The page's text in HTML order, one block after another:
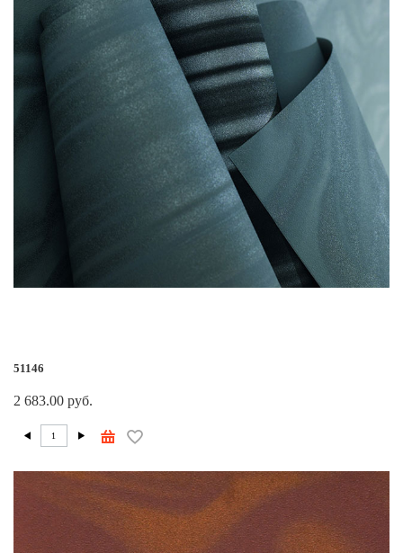
51146
2 683.00 руб.